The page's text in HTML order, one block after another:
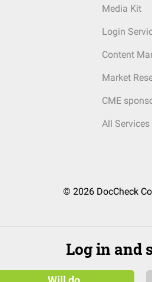
Media Kit
Login
Content
Market
CME
All Services
© 2026 DocCheck
Log in and